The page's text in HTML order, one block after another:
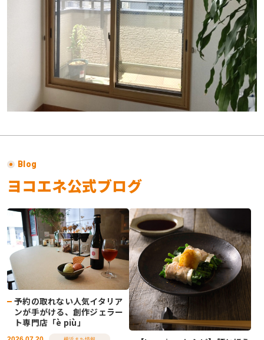
法人のお客さま
ヨコエネ公式ブログ
Blog
ヨコエネ公式ブログ
予約の取れない人気イタリア
ンが手がける、創作ジェラー
ト専門店「è più」